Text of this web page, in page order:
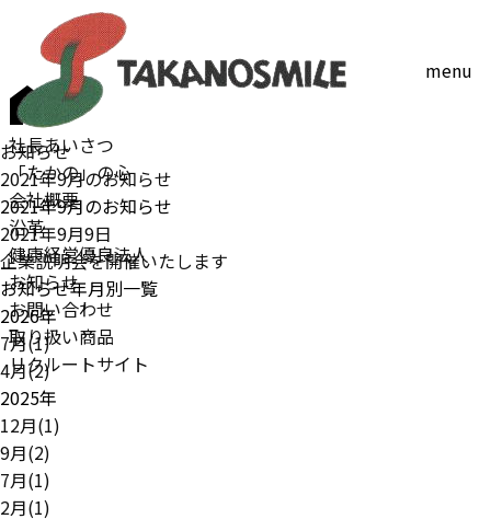
menu
社長あいさつ
「たかの」の心
会社概要
沿革
健康経営優良法人
お知らせ
お問い合わせ
取り扱い商品
リクルートサイト
お知らせ
2021年9月のお知らせ
2021年9月のお知らせ
2021年9月9日
企業説明会を開催いたします
お知らせ年月別一覧
2026年
7月(1)
4月(2)
2025年
12月(1)
9月(2)
7月(1)
2月(1)